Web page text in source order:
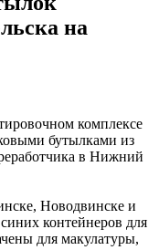
на
комплексе
бутылками из
в Нижний
Новодвинске и
контейнеров для
для макулатуры,